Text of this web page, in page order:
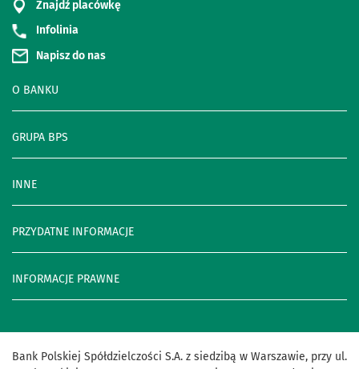
Znajdź placówkę
Infolinia
Napisz do nas
O BANKU
GRUPA BPS
INNE
PRZYDATNE INFORMACJE
INFORMACJE PRAWNE
Bank Polskiej Spółdzielczości S.A. z siedzibą w Warszawie, przy ul.